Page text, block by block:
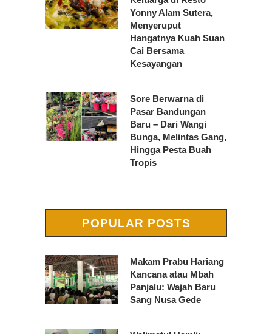
Yonny Alam Sutera,
Menyeruput
Hangatnya Kuah Suan
Cai Bersama
Kesayangan
Sore Berwarna di
Pasar Bandungan
Baru – Dari Wangi
Bunga, Melintas Gang,
Hingga Pesta Buah
Tropis
POPULAR POSTS
Makam Prabu Hariang
Kancana atau Mbah
Panjalu: Wajah Baru
Sang Nusa Gede